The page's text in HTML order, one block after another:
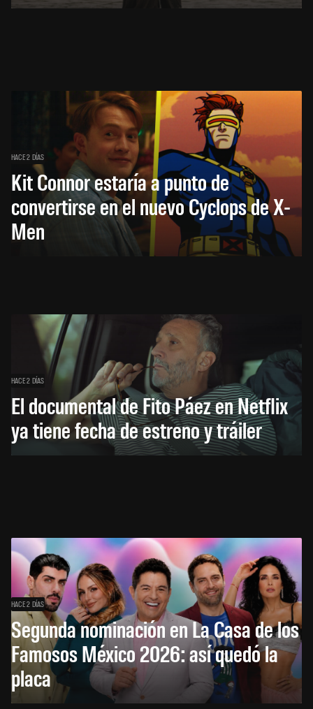
HACE 2 DÍAS
Kit Connor estaría a punto de
convertirse en el nuevo Cyclops de X-
Men
HACE 2 DÍAS
El documental de Fito Páez en Netflix
ya tiene fecha de estreno y tráiler
HACE 2 DÍAS
Segunda nominación en La Casa de los
Famosos México 2026: así quedó la
placa